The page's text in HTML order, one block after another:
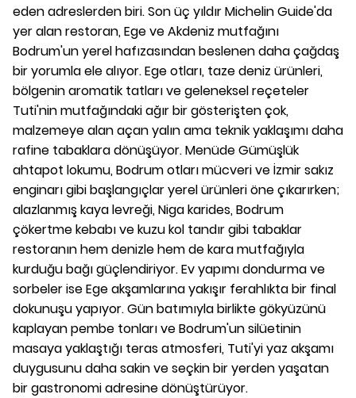
eden adreslerden biri. Son üç yıldır Michelin Guide'da
yer alan restoran, Ege ve Akdeniz mutfağını
Bodrum'un yerel hafızasından beslenen daha çağdaş
bir yorumla ele alıyor. Ege otları, taze deniz ürünleri,
bölgenin aromatik tatları ve geleneksel reçeteler
Tuti'nin mutfağındaki ağır bir gösterişten çok,
malzemeye alan açan yalın ama teknik yaklaşımı daha
rafine tabaklara dönüşüyor. Menüde Gümüşlük
ahtapot lokumu, Bodrum otları mücveri ve İzmir sakız
enginarı gibi başlangıçlar yerel ürünleri öne çıkarırken;
alazlanmış kaya levreği, Niga karides, Bodrum
çökertme kebabı ve kuzu kol tandır gibi tabaklar
restoranın hem denizle hem de kara mutfağıyla
kurduğu bağı güçlendiriyor. Ev yapımı dondurma ve
sorbeler ise Ege akşamlarına yakışır ferahlıkta bir final
dokunuşu yapıyor. Gün batımıyla birlikte gökyüzünü
kaplayan pembe tonları ve Bodrum'un silüetinin
masaya yaklaştığı teras atmosferi, Tuti'yi yaz akşamı
duygusunu daha sakin ve seçkin bir yerden yaşatan
bir gastronomi adresine dönüştürüyor.